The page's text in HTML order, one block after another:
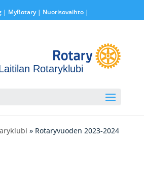
| MyRotary | Nuorisovaihto|
Rotaryklubi
» Rotaryvuoden 2023-2024